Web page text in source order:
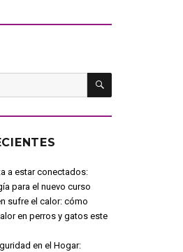
BUSCAR
a estar conectados:
para el nuevo curso
sufre el calor: cómo
en perros y gatos este
en el Hogar: